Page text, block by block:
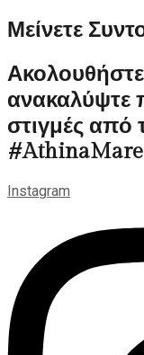
Μείνετε
ανακαλύψτε
στιγμές από
Instagram